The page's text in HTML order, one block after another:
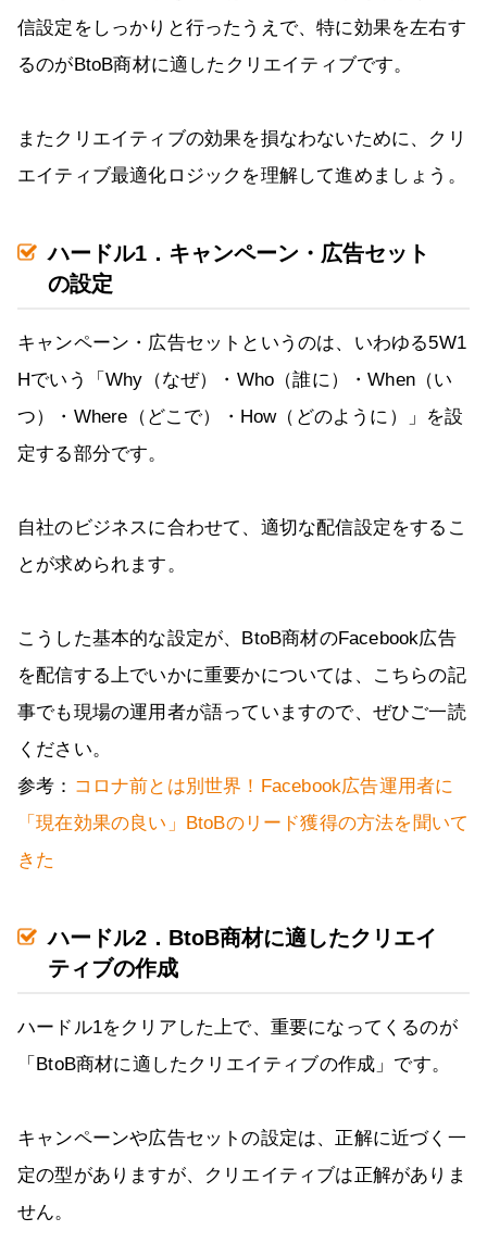
信設定をしっかりと行ったうえで、特に効果を左右す
るのがBtoB商材に適したクリエイティブです。
またクリエイティブの効果を損なわないために、クリ
エイティブ最適化ロジックを理解して進めましょう。
ハードル1．キャンペーン・広告セット
の設定
キャンペーン・広告セットというのは、いわゆる5W1
Hでいう「Why（なぜ）・Who（誰に）・When（い
つ）・Where（どこで）・How（どのように）」を設
定する部分です。
自社のビジネスに合わせて、適切な配信設定をするこ
とが求められます。
こうした基本的な設定が、BtoB商材のFacebook広告
を配信する上でいかに重要かについては、こちらの記
事でも現場の運用者が語っていますので、ぜひご一読
ください。
参考： コロナ前とは別世界！Facebook広告運用者に
「現在効果の良い」BtoBのリード獲得の方法を聞いて
きた
ハードル2．BtoB商材に適したクリエイ
ティブの作成
ハードル1をクリアした上で、重要になってくるのが
「BtoB商材に適したクリエイティブの作成」です。
キャンペーンや広告セットの設定は、正解に近づく一
定の型がありますが、クリエイティブは正解がありま
せん。